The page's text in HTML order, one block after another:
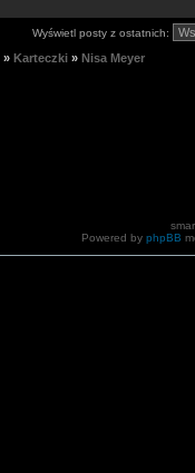
Wyświetl posty z ostatnich:
» Karteczki » Nisa Meyer
Powered by phpBB